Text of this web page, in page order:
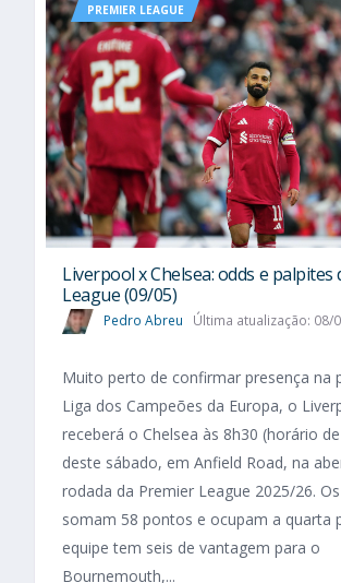
PREMIER LEAGUE
Liverpool x Chelsea: odds e palpites
League (09/05)
Pedro Abreu Última atualização: 08/
Muito perto de confirmar presença na
Liga dos Campeões da Europa, o
receberá o Chelsea às 8h30 (horário
deste sábado, em Anfield Road, na
rodada da Premier League 2025/26.
somam 58 pontos e ocupam a quarta
equipe tem seis de vantagem para o
Bournemouth,...